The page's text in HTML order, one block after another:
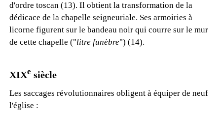
d'ordre toscan (13). Il obtient la transformation de la
dédicace de la chapelle seigneuriale. Ses armoiries à
licorne figurent sur le bandeau noir qui courre sur le mur
de cette chapelle ("litre funèbre") (14).
XIXe siècle
Les saccages révolutionnaires obligent à équiper de neuf
l'église :